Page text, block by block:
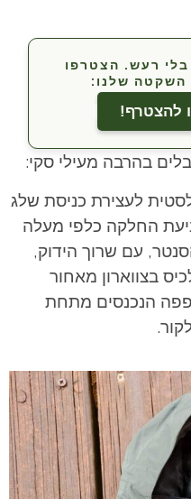
בלי רעש. הצטרפו
השקטה שלנו:
להצטרף!
בהרבה מעילי סקי:
לעצירת כניסת שלג
החלקה כלפי מעלה
עם שרוך הידוק,
בצווארון מאחור
הנכנסים מתחת